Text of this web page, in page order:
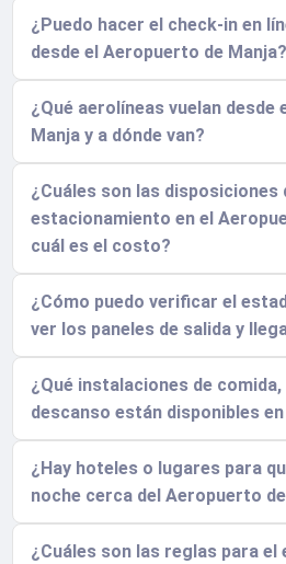
¿Puedo hacer el check-in en
desde el Aeropuerto de Manja?
¿Qué aerolíneas vuelan desde
Manja y a dónde van?
¿Cuáles son las disposiciones
estacionamiento en el
cuál es el costo?
¿Cómo puedo verificar el
ver los paneles de salida y
¿Qué instalaciones de
descanso están disponibles
¿Hay hoteles o lugares para
noche cerca del Aeropuerto
¿Cuáles son las reglas para el